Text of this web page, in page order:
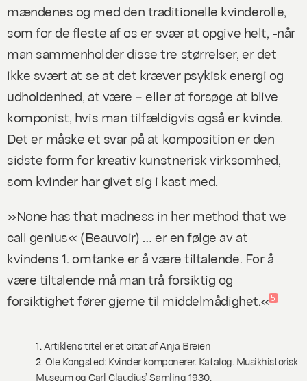
mændenes og med den traditionelle kvinderolle,
som for de fleste af os er svær at opgive helt, -når
man sammenholder disse tre størrelser, er det
ikke svært at se at det kræver psykisk energi og
udholdenhed, at være – eller at forsøge at blive
komponist, hvis man tilfældigvis også er kvinde.
Det er måske et svar på at komposition er den
sidste form for kreativ kunstnerisk virksomhed,
som kvinder har givet sig i kast med.
»None has that madness in her method that we
call genius« (Beauvoir) … er en følge av at
kvindens 1. omtanke er å være tiltalende. For å
være tiltalende må man trå forsiktig og
forsiktighet fører gjerne til middelmådighet.«5
1. Artiklens titel er et citat af Anja Breien
2. Ole Kongsted: Kvinder komponerer. Katalog. Musikhistorisk
Museum og Carl Claudius’ Samling 1930.